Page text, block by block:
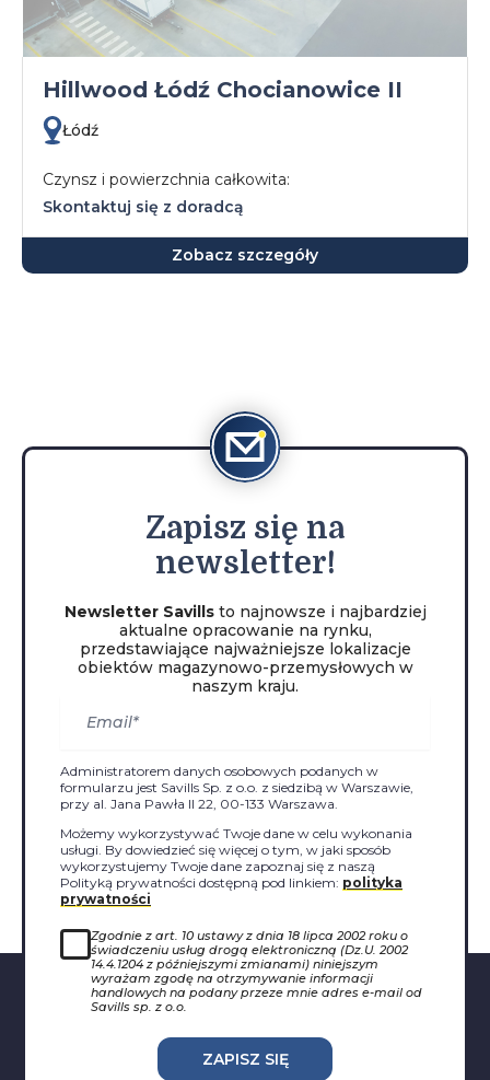
Hillwood Łódź Chocianowice II
Łódź
Czynsz i powierzchnia całkowita:
Skontaktuj się z doradcą
Zobacz szczegóły
Zapisz się na
newsletter!
Newsletter Savillsto najnowsze i najbardziej
aktualne opracowanie na rynku,
przedstawiające najważniejsze lokalizacje
obiektów magazynowo-przemysłowych w
naszym kraju.
Administratorem danych osobowych podanych w
formularzu jest Savills Sp. z o.o. z siedzibą w Warszawie,
przy al. Jana Pawła II 22, 00-133 Warszawa.
Możemy wykorzystywać Twoje dane w celu wykonania
usługi. By dowiedzieć się więcej o tym, w jaki sposób
wykorzystujemy Twoje dane zapoznaj się z naszą
Polityką prywatności dostępną pod linkiem: polityka
prywatności
Zgodnie z art. 10 ustawy z dnia 18 lipca 2002 roku o
świadczeniu usług drogą elektroniczną (Dz.U. 2002
14.4.1204 z późniejszymi zmianami) niniejszym
wyrażam zgodę na otrzymywanie informacji
handlowych na podany przeze mnie adres e-mail od
Savills sp. z o.o.
ZAPISZ SIĘ